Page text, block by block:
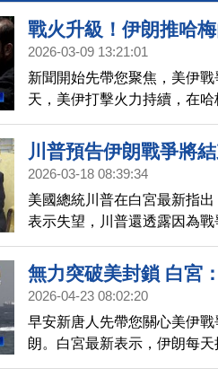
戰火升級！伊朗推哈
2026-03-09 13:21:01
新聞開始先帶您聚焦，美伊
天，美伊打擊火力持續，在
官方在當地週一宣布，由哈
領導人。
川普預告伊朗戰爭將
2026-03-18 08:39:34
美國總統川普在白宮最新指
表示失望，川普還透露因為
會訪問中國，請看我們華府
無力突破美封鎖 白宮
2026-04-23 08:02:20
早安新唐人先帶您關心美伊
朗。白宮最新表示，伊朗每
出來。現在，伊朗去扣押兩